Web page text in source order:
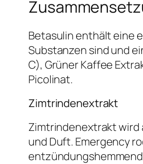
Betasulin enthält eine
Substanzen sind und
C), Grüner Kaffee
Picolinat.
Zimtrindenextrakt
Zimtrindenextrakt wird
und Duft. Emergency